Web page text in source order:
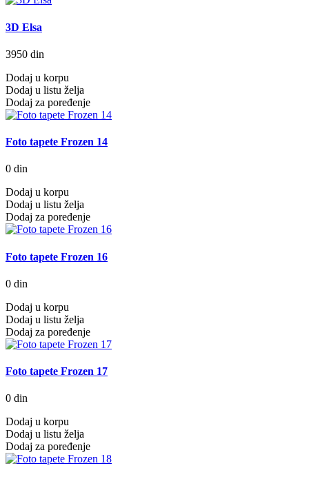
3D Elsa
3950 din
Dodaj u korpu
Dodaj u listu želja
Dodaj za poređenje
Foto tapete Frozen 14
0 din
Dodaj u korpu
Dodaj u listu želja
Dodaj za poređenje
Foto tapete Frozen 16
0 din
Dodaj u korpu
Dodaj u listu želja
Dodaj za poređenje
Foto tapete Frozen 17
0 din
Dodaj u korpu
Dodaj u listu želja
Dodaj za poređenje